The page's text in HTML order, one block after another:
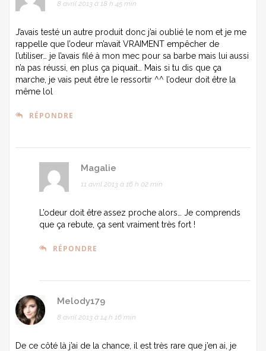
8 avril 2013 à 18 h 45 min
J’avais testé un autre produit donc j’ai oublié le nom et je me
rappelle que l’odeur m’avait VRAIMENT empêcher de
l’utiliser… je l’avais filé à mon mec pour sa barbe mais lui aussi
n’a pas réussi, en plus ça piquait… Mais si tu dis que ça
marche, je vais peut être le ressortir ^^ l’odeur doit être la
même lol
RÉPONDRE
Magalie
11 avril 2013 à 16 h 02 min
L’odeur doit être assez proche alors… Je comprends
que ça rebute, ça sent vraiment très fort !
RÉPONDRE
Melody179
8 avril 2013 à 14 h 16 min
De ce côté là j’ai de la chance, il est très rare que j’en ai, je